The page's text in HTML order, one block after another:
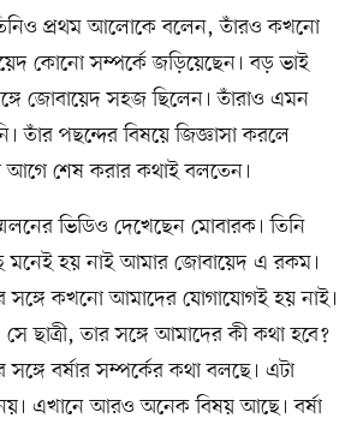
প্রথম আলোকে বলেন, তাঁরও কখনো
কোনো সম্পর্কে জড়িয়েছেন। বড় ভাই
জোবায়েদ সহজ ছিলেন। তাঁরাও এমন
তাঁর পছন্দের বিষয়ে জিজ্ঞাসা করলে
আগে শেষ করার কথাই বলতেন।
ভিডিও দেখেছেন মোবারক। তিনি
মনেই হয় নাই আমার জোবায়েদ এ রকম।
সঙ্গে কখনো আমাদের যোগাযোগই হয় নাই।
ছাত্রী, তার সঙ্গে আমাদের কী কথা হবে?
বর্ষার সম্পর্কের কথা বলছে। এটা
এখানে আরও অনেক বিষয় আছে। বর্ষা